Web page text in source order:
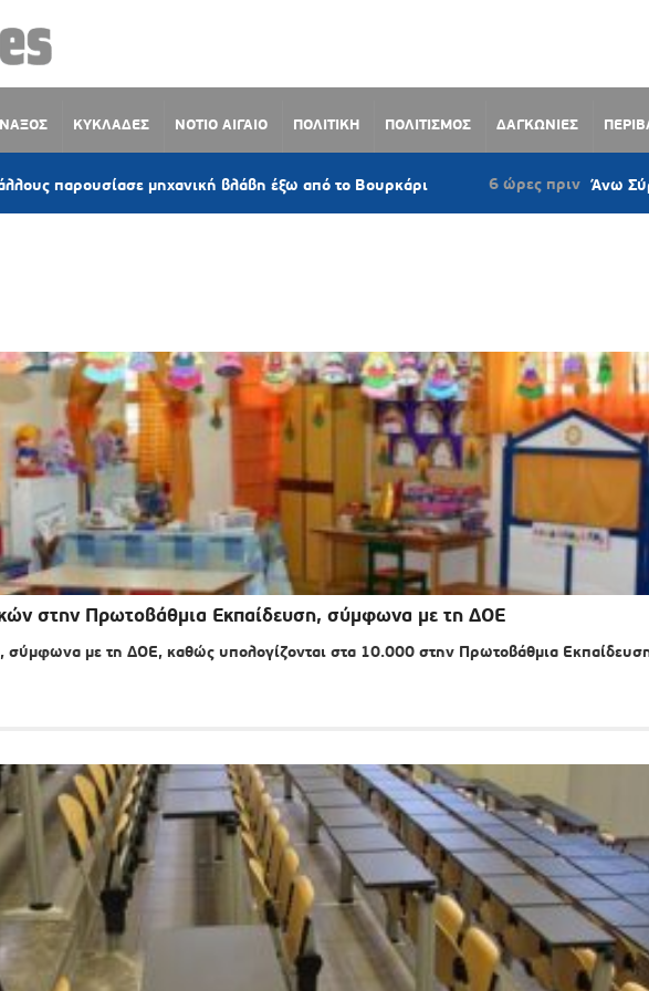
ΝΑΞΟΣ ΚΥΚΛΑΔΕΣ ΝΟΤΙΟ ΑΙΓΑΙΟ ΠΟΛΙΤΙΚΗ ΠΟΛΙΤΙΣΜΟΣ ΔΑΓΚΩΝΙΕΣ
μηχανική βλάβη έξω από το Βουρκάρι 6 ώρες πριν Άνω Σύρος:
στην Πρωτοβάθμια Εκπαίδευση, σύμφωνα με τη ΔΟΕ
σύμφωνα με τη ΔΟΕ, καθώς υπολογίζονται στα 10.000 στην Πρωτοβάθμια